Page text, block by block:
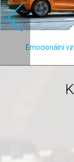
Emocionální